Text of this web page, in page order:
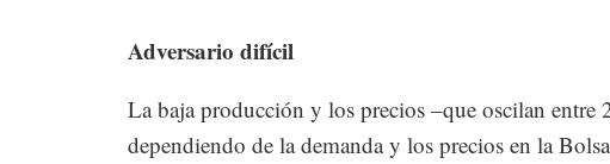
Adversario difícil
La baja producción y los precios –que oscilan entre
dependiendo de la demanda y los precios en la